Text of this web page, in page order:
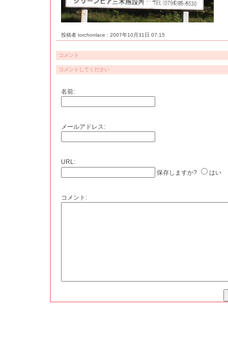
投稿者 torchonlace : 2007年10月31日 07:15
コメント
コメントしてください
名前:
メールアドレス:
URL:
保存しますか?
はい
コメント: